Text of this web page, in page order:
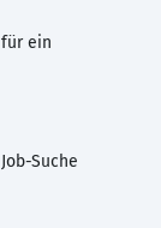
ein
Suche